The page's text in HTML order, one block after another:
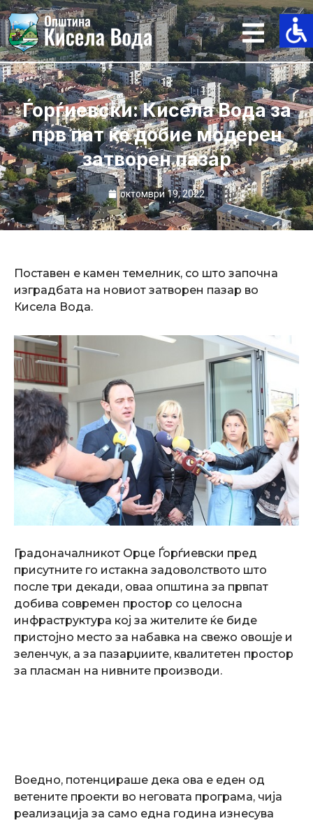
Skip
to
content
Ѓорѓиевски: Кисела Вода за
прв пат ќе добие модерен
затворен пазар
октомври 19, 2022
Поставен е камен темелник, со што започна
изградбата на новиот затворен пазар во
Кисела Вода.
Градоначалникот Орце Ѓорѓиевски пред
присутните го истакна задоволството што
после три декади, оваа општина за првпат
добива современ простор со целосна
инфраструктура кој за жителите ќе биде
пристојно место за набавка на свежо овошје и
зеленчук, а за пазарџиите, квалитетен простор
за пласман на нивните производи.
Воедно, потенцираше дека ова е еден од
ветените проекти во неговата програма, чија
реализација за само една година изнесува